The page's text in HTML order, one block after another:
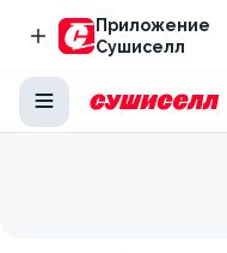
Приложение
Сушиселл